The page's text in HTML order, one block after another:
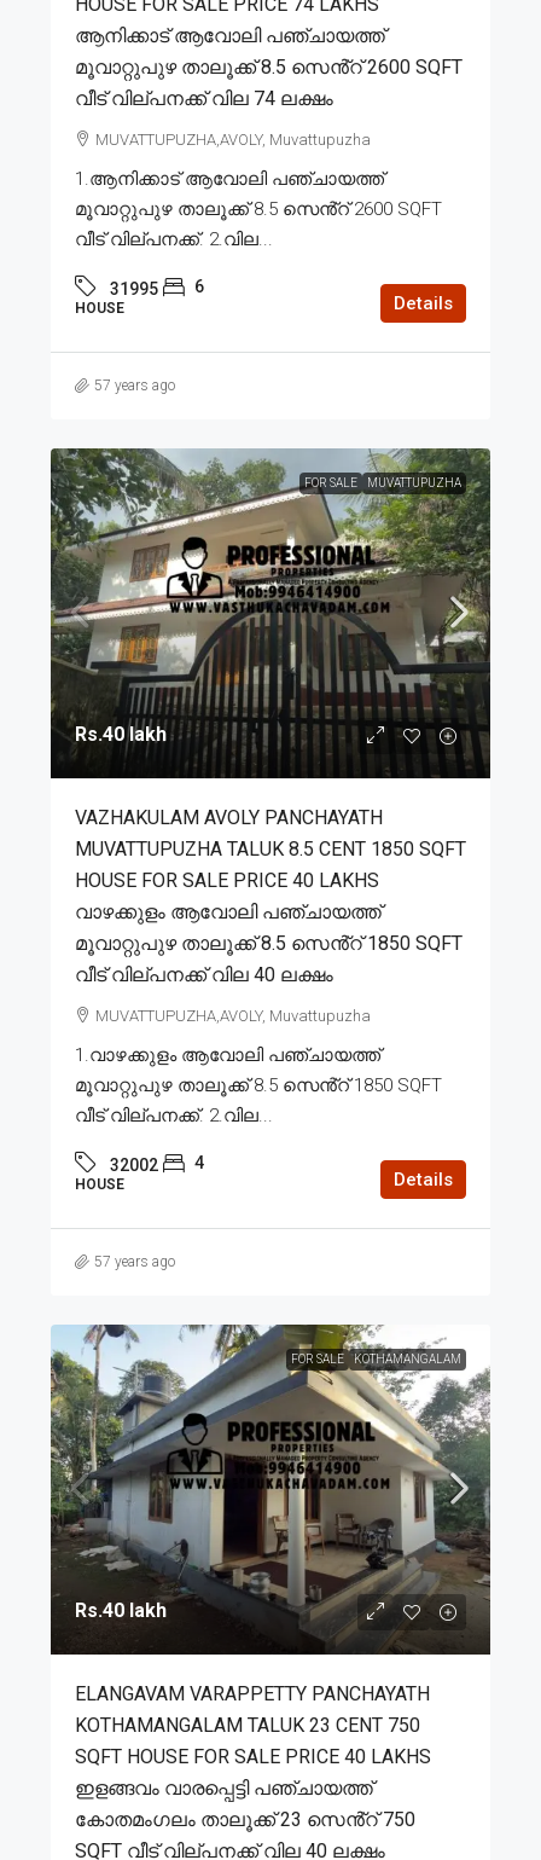
ആനിക്കാട് ആവോലി പഞ്ചായത്ത്
മൂവാറ്റുപുഴ താലൂക്ക് 8.5 സെൻ്റ് 2600 SQFT
വീട് വില്പനക്ക് വില 74 ലക്ഷം
MUVATTUPUZHA,AVOLY, Muvattupuzha
1.ആനിക്കാട് ആവോലി പഞ്ചായത്ത്
മൂവാറ്റുപുഴ താലൂക്ക് 8.5 സെൻ്റ് 2600 SQFT
വീട് വില്പനക്ക്. 2.വില...
31995 6
HOUSE Details
57 years ago
FOR SALE MUVATTUPUZHA
Rs.40 lakh
VAZHAKULAM AVOLY PANCHAYATH
MUVATTUPUZHA TALUK 8.5 CENT 1850 SQFT
HOUSE FOR SALE PRICE 40 LAKHS
വാഴക്കുളം ആവോലി പഞ്ചായത്ത്
മൂവാറ്റുപുഴ താലൂക്ക് 8.5 സെൻ്റ് 1850 SQFT
വീട് വില്പനക്ക് വില 40 ലക്ഷം
MUVATTUPUZHA,AVOLY, Muvattupuzha
1.വാഴക്കുളം ആവോലി പഞ്ചായത്ത്
മൂവാറ്റുപുഴ താലൂക്ക് 8.5 സെൻ്റ് 1850 SQFT
വീട് വില്പനക്ക്. 2.വില...
32002 4
HOUSE Details
57 years ago
FOR SALE KOTHAMANGALAM
Rs.40 lakh
ELANGAVAM VARAPPETTY PANCHAYATH
KOTHAMANGALAM TALUK 23 CENT 750
SQFT HOUSE FOR SALE PRICE 40 LAKHS
ഇളങ്ങവം വാരപ്പെട്ടി പഞ്ചായത്ത്
കോതമംഗലം താലൂക്ക് 23 സെൻ്റ് 750
SQFT വീട് വില്പനക്ക് വില 40 ലക്ഷം